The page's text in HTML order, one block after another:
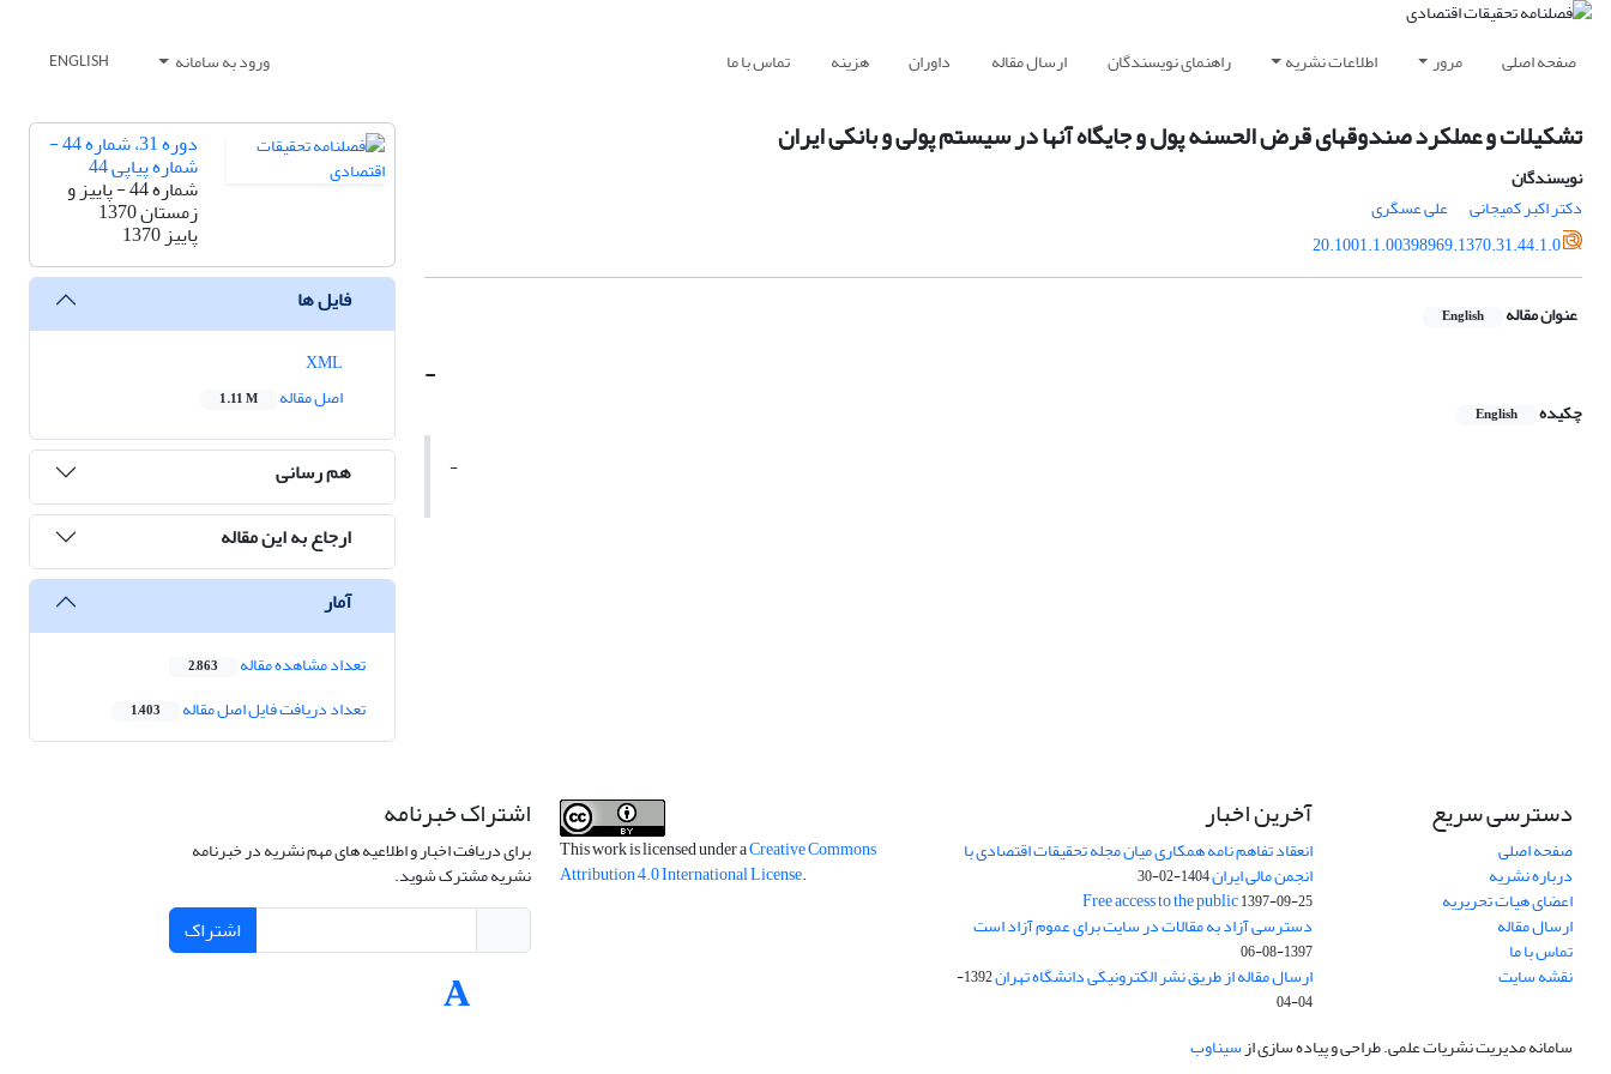
صفحه اصلی مرور اطلاعات نشریه راهنمای نویسندگان ارسال مقاله داوران هزینه تماس با ما ورود به سامانه ENGLISH
تشکیلات و عملکرد صندوقهای قرض الحسنه پول و جایگاه آنها در سیستم پولی و بانکی ایران
نویسندگان
دکتر اکبر کمیجانی
علی عسگری
20.1001.1.00398969.1370.31.44.1.0
عنوان مقاله English
-
چکیده English
-
دوره 31، شماره 44 -
شماره پیاپی 44
شماره 44 - پاییز و
زمستان 1370
پاییز 1370
فایل ها
اصل مقاله
1.11 M
هم رسانی
ارجاع به این مقاله
آمار
تعداد مشاهده مقاله 2,863
تعداد دریافت فایل اصل مقاله 1,403
دسترسی سریع
صفحه اصلی
درباره نشریه
اعضای هیات تحریریه
ارسال مقاله
تماس با ما
نقشه سایت
آخرین اخبار
انعقاد تفاهم نامه همکاری میان مجله تحقیقات اقتصادی با
انجمن مالی ایران1404-02-30
Free access to the public1397-09-25
دسترسی آزاد به مقالات در سایت برای عموم آزاد است
1397-08-06
ارسال مقاله از طریق نشر الکترونیکی دانشگاه تهران
1392-
04-04
This work is licensed under aCreative Commons
Attribution 4.0 International License.
اشتراک خبرنامه
برای دریافت اخبار و اطلاعیه های مهم نشریه در خبرنامه
نشریه مشترک شوید.
اشتراک
سامانه مدیریت نشریات علمی.طراحی و پیاده سازی ازسیناوب